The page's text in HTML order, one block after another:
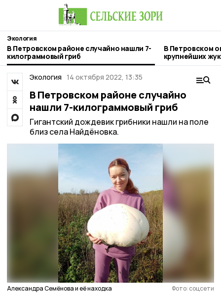
Экология
В Петровском районе случайно нашли 7-
килограммовый гриб
В Петровском
крупнейших
Экология 14 октября 2022, 13:35
В Петровском районе случайно
нашли 7-килограммовый гриб
Гигантский дождевик грибники нашли на поле
близ села Найдёновка.
Александра Семёнова и её находка Фото: соцсети